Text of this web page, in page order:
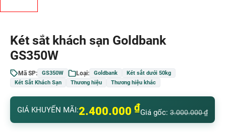
Két sắt khách sạn Goldbank
GS350W
Mã SP: GS350W Loại: Goldbank
Két sắt dưới 50kg
Két Sắt Khách Sạn
Thương hiệu Thương hiệu khác
GIÁ KHUYẾN MÃI:2.400.000 ₫Giá gốc: 3.000.000₫